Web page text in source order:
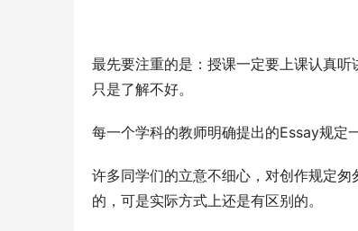
最先要注重的是：授课一定要上课认真
只是了解不好。
每一个学科的教师明确提出的Essay规定
许多同学们的立意不细心，对创作规定
的，可是实际方式上还是有区别的。